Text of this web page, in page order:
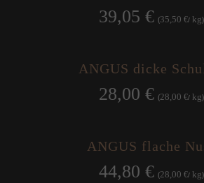
39,05€ (35,50€/ kg)
ANGUS dicke
28,00€ (28,00€/ kg)
ANGUS flache
44,80€ (28,00€/ kg)